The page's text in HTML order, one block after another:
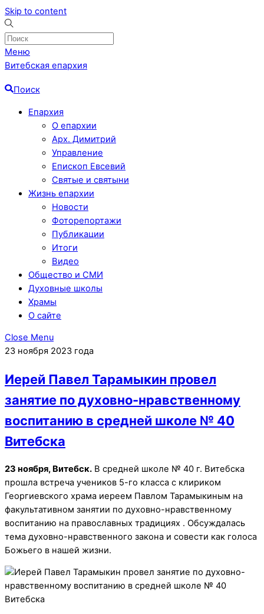
Skip to content
Меню
Витебская епархия
Поиск
Епархия
О епархии
Арх. Димитрий
Управление
Епископ Евсевий
Святые и святыни
Жизнь епархии
Новости
Фоторепортажи
Публикации
Итоги
Видео
Общество и СМИ
Духовные школы
Храмы
О сайте
Close Menu
23 ноября 2023 года
Иерей Павел Тарамыкин провел
занятие по духовно-нравственному
воспитанию в средней школе № 40
Витебска
23 ноября, Витебск. В средней школе № 40 г. Витебска
прошла встреча учеников 5-го класса с клириком
Георгиевского храма иереем Павлом Тарамыкиным на
факультативном занятии по духовно-нравственному
воспитанию на православных традициях . Обсуждалась
тема духовно-нравственного закона и совести как голоса
Божьего в нашей жизни.